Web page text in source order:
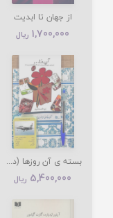
از جهان تا ابدیت
1,700,000 ریال
بسته ی آن روزها (دفتر کتاب خودکار کارت بازی)
5,400,000 ریال